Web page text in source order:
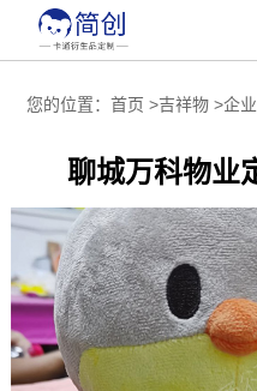
您的位置： 首页 >吉祥物>企
聊城万科物业